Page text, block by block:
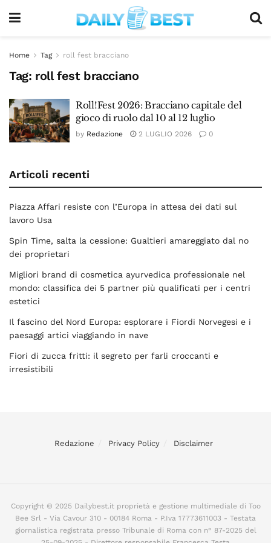
Home Tag roll fest bracciano
Tag: roll fest bracciano
Roll!Fest 2026: Bracciano capitale del
gioco di ruolo dal 10 al 12 luglio
by Redazione 2 LUGLIO 2026 0
Articoli recenti
Piazza Affari resiste con l’Europa in attesa dei dati sul
lavoro Usa
Spin Time, salta la cessione: Gualtieri amareggiato dal no
dei proprietari
Migliori brand di cosmetica ayurvedica professionale nel
mondo: classifica dei 5 partner più qualificati per i centri
estetici
Il fascino del Nord Europa: esplorare i Fiordi Norvegesi e i
paesaggi artici viaggiando in nave
Fiori di zucca fritti: il segreto per farli croccanti e
irresistibili
Redazione Privacy Policy Disclaimer
Copyright © 2025 Dailybest.it proprietà e gestione multimediale di Too
Bee Srl - Via Cavour 310 - 00184 Roma - P.Iva 17773611003 - Testata
giornalistica registrata presso Tribunale di Roma con n° 87-2025 del